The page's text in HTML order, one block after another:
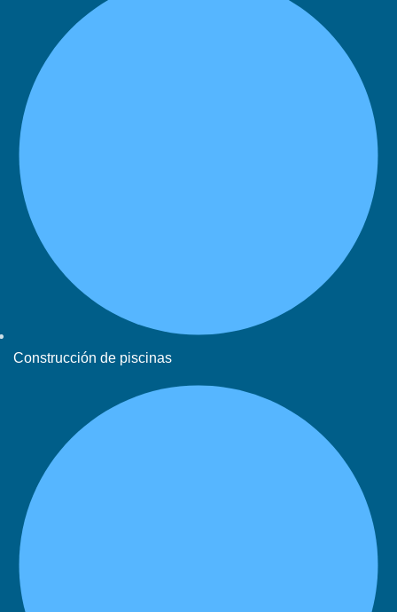
Construcción de piscinas